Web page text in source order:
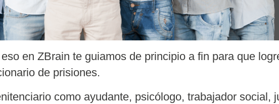
en ZBrain te guiamos de principio a fin para que
de prisiones.
como ayudante, psicólogo, trabajador social,